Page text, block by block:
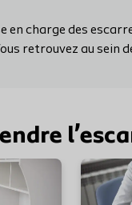
en charge des
retrouvez au sein